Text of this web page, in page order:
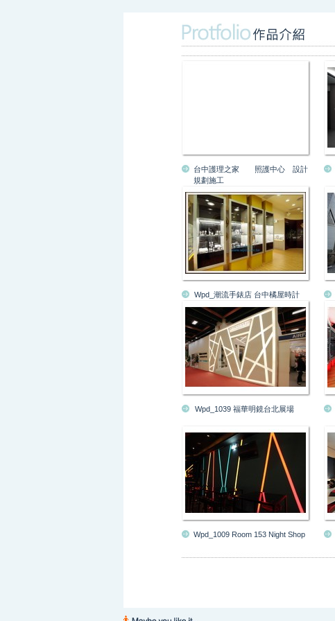
台中護理之家 照護中心 設計
規劃施工
Wpd_潮流手錶店 台中橘屋時計
Wpd_1039 福華明鏡台北展場
Wpd_1009 Room 153 Night Shop